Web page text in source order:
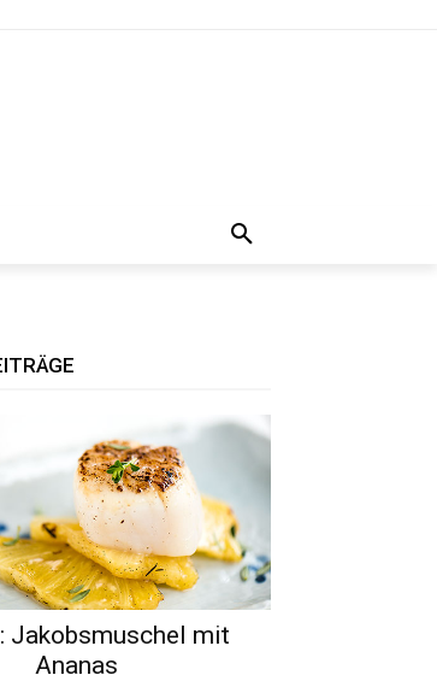
Jakobsmuschel mit
Ananas